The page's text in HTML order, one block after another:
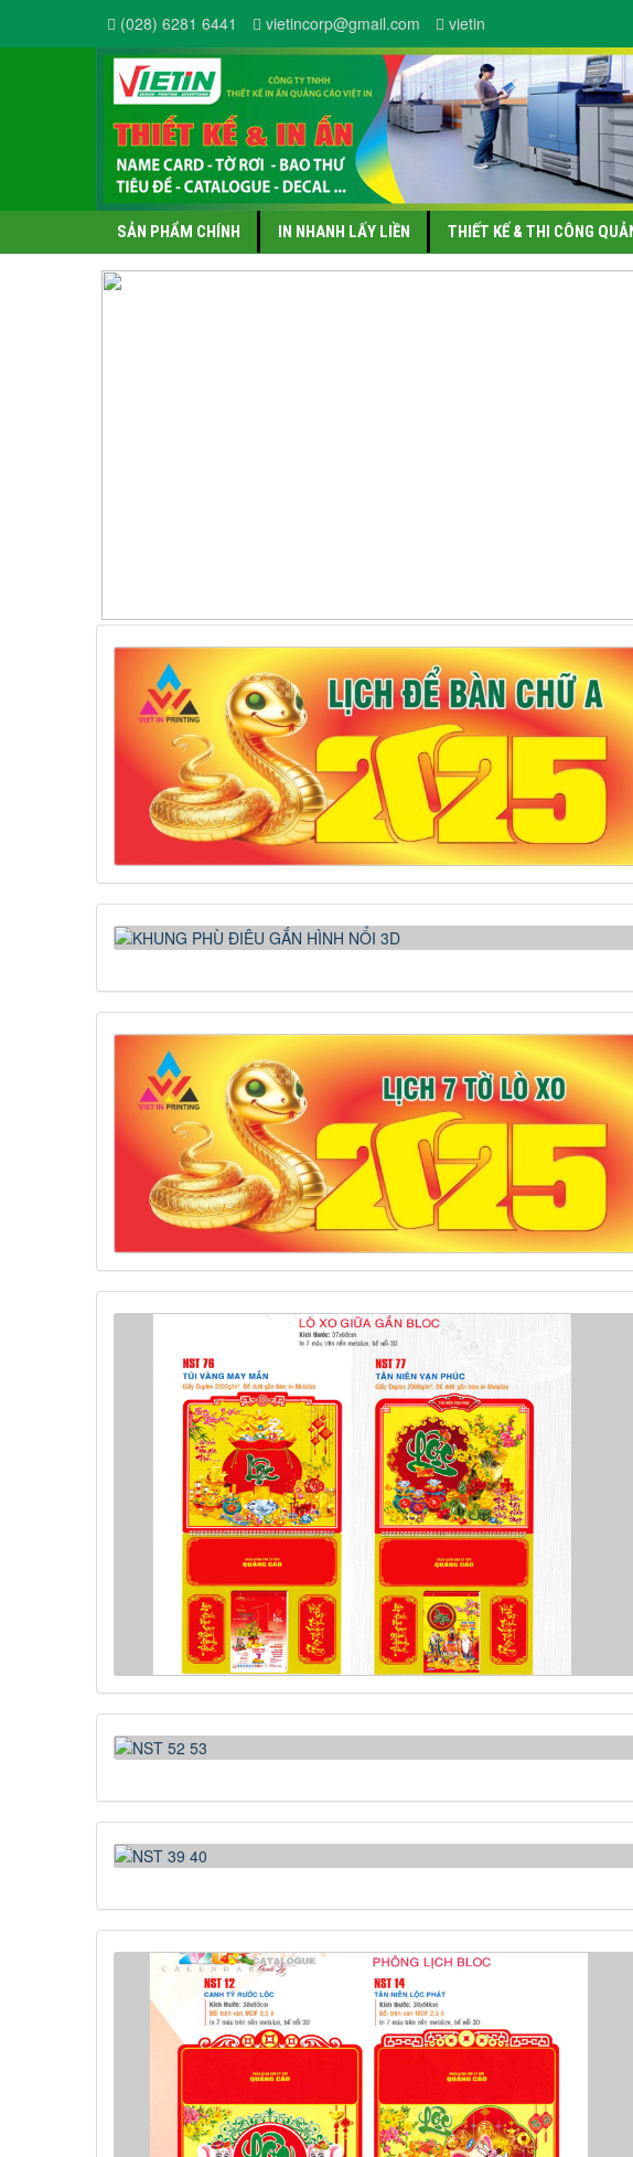
(028) 6281 6441 vietincorp@gmail.com vietin
SẢN PHẨM CHÍNH IN NHANH LẤY LIỀN THIẾT KẾ & THI CÔNG